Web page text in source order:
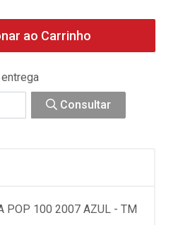
ao Carrinho
Consultar
POP 100 2007 AZUL - TM